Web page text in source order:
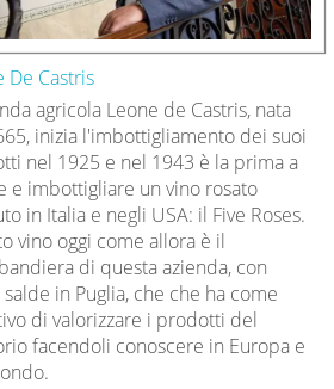
De Castris
agricola Leone de Castris, nata
inizia l'imbottigliamento dei suoi
nel 1925 e nel 1943 è la prima a
e imbottigliare un vino rosato
in Italia e negli USA: il Five Roses.
vino oggi come allora è il
di questa azienda, con
in Puglia, che che ha come
di valorizzare i prodotti del
facendoli conoscere in Europa e